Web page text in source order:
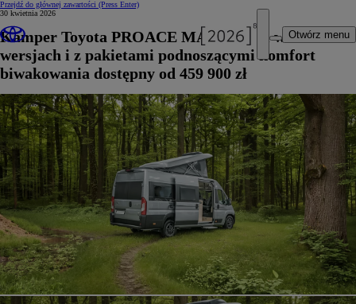
Przejdź do głównej zawartości (Press Enter)
Otwórz menu
30 kwietnia 2026
Kamper Toyota PROACE MAX Tanuki w dwóch
wersjach i z pakietami podnoszącymi komfort
biwakowania dostępny od 459 900 zł